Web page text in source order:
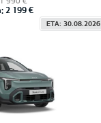
2 199 €
ETA: 30.08.2026